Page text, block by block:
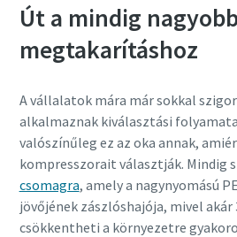
Út a mindig
megtakarításhoz
A vállalatok mára már sokkal
alkalmaznak kiválasztási
valószínűleg ez az oka annak,
kompresszorait választják. Mindig
csomagra, amely a nagynyomású
jövőjének zászlóshajója, mivel akár
csökkentheti a környezetre